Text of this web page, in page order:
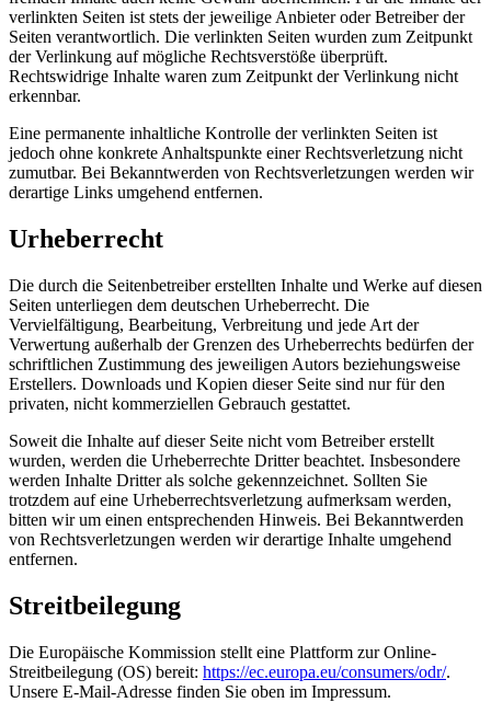
verlinkten Seiten ist stets der jeweilige Anbieter oder Betreiber der
Seiten verantwortlich. Die verlinkten Seiten wurden zum Zeitpunkt
der Verlinkung auf mögliche Rechtsverstöße überprüft.
Rechtswidrige Inhalte waren zum Zeitpunkt der Verlinkung nicht
erkennbar.
Eine permanente inhaltliche Kontrolle der verlinkten Seiten ist
jedoch ohne konkrete Anhaltspunkte einer Rechtsverletzung nicht
zumutbar. Bei Bekanntwerden von Rechtsverletzungen werden wir
derartige Links umgehend entfernen.
Urheberrecht
Die durch die Seitenbetreiber erstellten Inhalte und Werke auf diesen
Seiten unterliegen dem deutschen Urheberrecht. Die
Vervielfältigung, Bearbeitung, Verbreitung und jede Art der
Verwertung außerhalb der Grenzen des Urheberrechts bedürfen der
schriftlichen Zustimmung des jeweiligen Autors beziehungsweise
Erstellers. Downloads und Kopien dieser Seite sind nur für den
privaten, nicht kommerziellen Gebrauch gestattet.
Soweit die Inhalte auf dieser Seite nicht vom Betreiber erstellt
wurden, werden die Urheberrechte Dritter beachtet. Insbesondere
werden Inhalte Dritter als solche gekennzeichnet. Sollten Sie
trotzdem auf eine Urheberrechtsverletzung aufmerksam werden,
bitten wir um einen entsprechenden Hinweis. Bei Bekanntwerden
von Rechtsverletzungen werden wir derartige Inhalte umgehend
entfernen.
Streitbeilegung
Die Europäische Kommission stellt eine Plattform zur Online-
Streitbeilegung (OS) bereit: https://ec.europa.eu/consumers/odr/.
Unsere E-Mail-Adresse finden Sie oben im Impressum.